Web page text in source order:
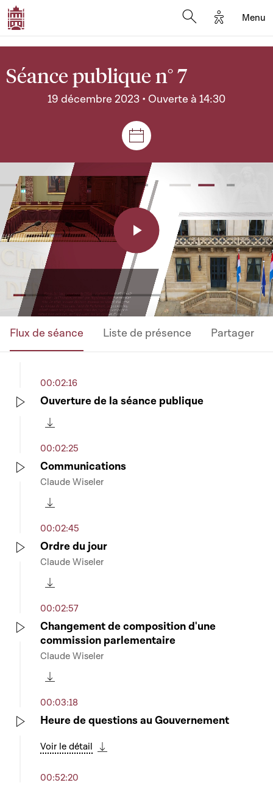
Options
Menu
Séance publique n° 7
19 décembre 2023 • Ouverte à 14:30
Séances et réunions
Play
Video
Flux de séance Liste de présence Partager
00:02:16
Ouverture de la séance publique
00:02:25
Communications
Claude Wiseler
00:02:45
Ordre du jour
Claude Wiseler
00:02:57
Changement de composition d'une
commission parlementaire
Claude Wiseler
00:03:18
Heure de questions au Gouvernement
Voir le détail
00:52:20